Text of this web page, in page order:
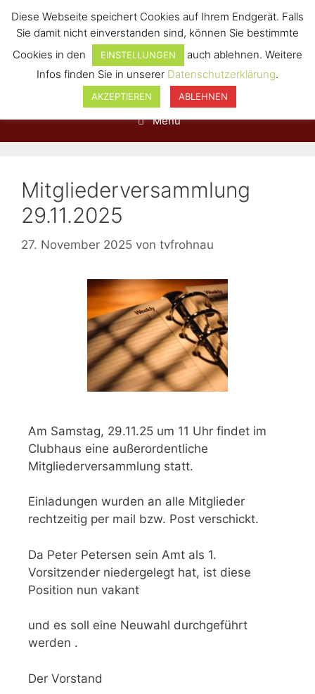
Menü
Mitgliederversammlung
29.11.2025
27. November 2025 von tvfrohnau
Am Samstag, 29.11.25 um 11 Uhr findet im
Clubhaus eine außerordentliche
Mitgliederversammlung statt.
Einladungen wurden an alle Mitglieder
rechtzeitig per mail bzw. Post verschickt.
Da Peter Petersen sein Amt als 1.
Vorsitzender niedergelegt hat, ist diese
Position nun vakant
und es soll eine Neuwahl durchgeführt
werden .
Der Vorstand
Diese Webseite speichert Cookies auf Ihrem Endgerät. Falls
Sie damit nicht einverstanden sind, können Sie bestimmte
Cookies in den
EINSTELLUNGEN
auch ablehnen. Weitere
Infos finden Sie in unserer Datenschutzerklärung.
AKZEPTIEREN ABLEHNEN